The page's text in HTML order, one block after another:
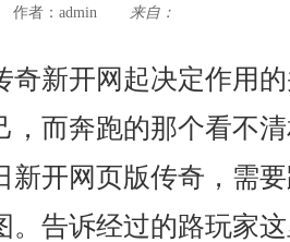
作者： admin 来自：
奇新开网起决定作用
，而奔跑的那个看不
开网页版传奇，需要
。告诉经过的路玩家